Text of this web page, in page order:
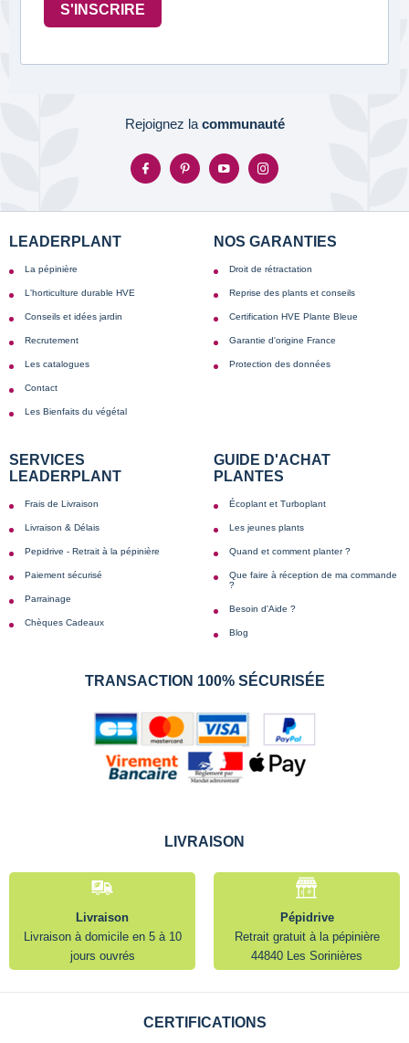
S'INSCRIRE
Rejoignez la communauté
LEADERPLANT
La pépinière
L'horticulture durable HVE
Conseils et idées jardin
Recrutement
Les catalogues
Contact
Les Bienfaits du végétal
NOS GARANTIES
Droit de rétractation
Reprise des plants et conseils
Certification HVE Plante Bleue
Garantie d'origine France
Protection des données
SERVICES
LEADERPLANT
Frais de Livraison
Livraison & Délais
Pepidrive - Retrait à la pépinière
Paiement sécurisé
Parrainage
Chèques Cadeaux
GUIDE D'ACHAT
PLANTES
Écoplant et Turboplant
Les jeunes plants
Quand et comment planter ?
Que faire à réception de ma commande
?
Besoin d'Aide ?
Blog
TRANSACTION 100% SÉCURISÉE
LIVRAISON
Livraison
Livraison à domicile en 5 à 10
jours ouvrés
Pépidrive
Retrait gratuit à la pépinière
44840 Les Sorinières
CERTIFICATIONS